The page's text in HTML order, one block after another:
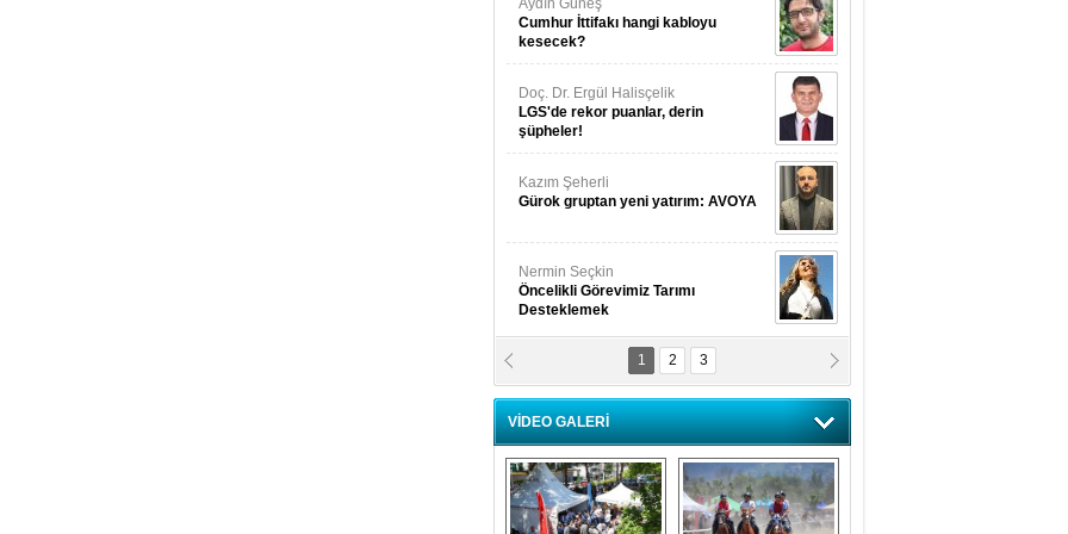
Aydın Güneş
Cumhur İttifakı hangi kabloyu
kesecek?
Doç. Dr. Ergül Halisçelik
LGS'de rekor puanlar, derin
şüpheler!
Kazım Şeherli
Gürok gruptan yeni yatırım: AVOYA
Nermin Seçkin
Öncelikli Görevimiz Tarımı
Desteklemek
Nilüfer Menekli Buzcular
Siz Hiç Kelebeklerin Sesini
Duydunuz Mu?
1 2 3
VİDEO GALERİ